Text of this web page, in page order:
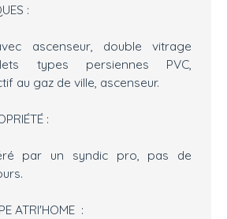
:
ascenseur, double vitrage
types persiennes PVC,
au gaz de ville, ascenseur.
:
par un syndic pro, pas de
ATRI'HOME :